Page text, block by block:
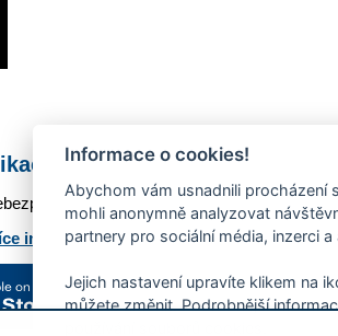
Mobilní rozhlas
odstávky, poruchy a výpadky
informací o aplikaci
Informace o cookies!
Abychom vám usnadnili procházení
mohli anonymně analyzovat
partnery pro sociální média, inzerci a
Jejich nastavení upravíte klikem na
můžete změnit. Podrobnější